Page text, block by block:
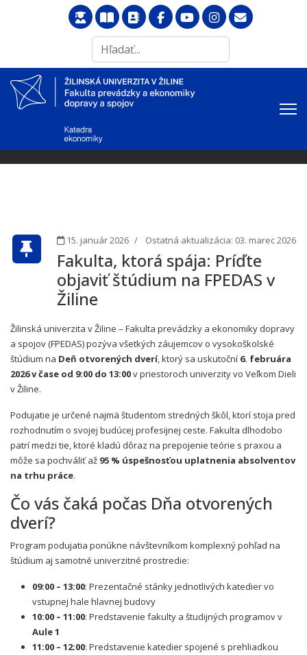
...
15. január 2026 Ostatná aktualizácia: 03. marec 2026
Fakulta, ktorá spája: Príďte
objaviť štúdium na FPEDAS v
Žiline
Žilinská univerzita v Žiline – Fakulta prevádzky a ekonomiky dopravy
a spojov (FPEDAS) pozýva všetkých záujemcov o vysokoškolské
štúdium na Deň otvorených dverí, ktorý sa uskutoční 6. februára
2026 v čase od 9:00 do 13:00v priestoroch univerzity vo Veľkom Dieli
v Žiline.
Podujatie je určené najmä študentom stredných škôl, ktorí stoja pred
rozhodnutím o svojej budúcej profesijnej ceste. Fakulta dlhodobo
patrí medzi tie, ktoré kladú dôraz na prepojenie teórie s praxou a
môže sa pochváliť až 95 % úspešnosťou uplatnenia absolventov
na trhu práce.
Čo vás čaká počas Dňa otvorených
dverí?
Program podujatia ponúkne návštevníkom komplexný pohľad na
štúdium aj samotné univerzitné prostredie:
09:00 – 13:00: Prezentačné stánky jednotlivých katedier vo
vstupnej hale hlavnej budovy
10:00 – 11:00: Predstavenie fakulty a študijných programov v
Aule 1
11:00 – 12:00: Predstavenie katedier spojené s prehliadkou